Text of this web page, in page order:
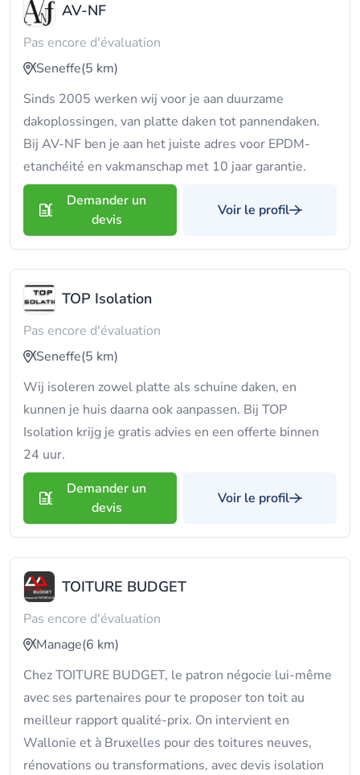
AV-NF
Pas encore d'évaluation
Seneffe(5 km)
Sinds 2005 werken wij voor je aan duurzame
dakoplossingen, van platte daken tot pannendaken.
Bij AV-NF ben je aan het juiste adres voor EPDM-
etanchéité en vakmanschap met 10 jaar garantie.
Demander un
devis
Voir le profil
TOP Isolation
Pas encore d'évaluation
Seneffe(5 km)
Wij isoleren zowel platte als schuine daken, en
kunnen je huis daarna ook aanpassen. Bij TOP
Isolation krijg je gratis advies en een offerte binnen
24 uur.
Demander un
devis
Voir le profil
TOITURE BUDGET
Pas encore d'évaluation
Manage(6 km)
Chez TOITURE BUDGET, le patron négocie lui-même
avec ses partenaires pour te proposer ton toit au
meilleur rapport qualité-prix. On intervient en
Wallonie et à Bruxelles pour des toitures neuves,
rénovations ou transformations, avec devis isolation